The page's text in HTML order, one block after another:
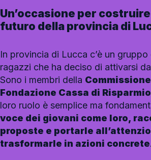
Un’occasione per
futuro della provincia di
In provincia di Lucca c’è un
ragazzi che ha deciso di attivarsi
Sono i membri della
Fondazione Cassa di
loro ruolo è semplice ma
voce dei giovani come loro,
proposte e portarle
trasformarle in azioni concrete.